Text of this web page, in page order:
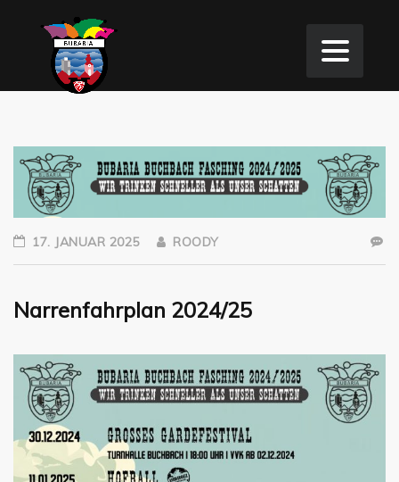
17. JANUAR 2025 ROODY
Narrenfahrplan 2024/25